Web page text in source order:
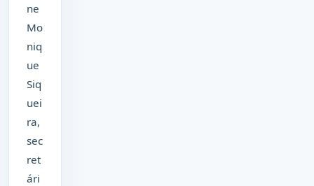
ne
Mo
niq
ue
Siq
uei
ra,
sec
ret
ári